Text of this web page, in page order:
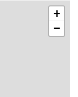
+
−